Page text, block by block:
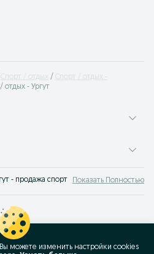
Спорт / отдых
Спорт / отдых -
отдых - Ургут
- продажа спортинвентаря. Широкая
Показать Полностью
можете изменить настройки cookies